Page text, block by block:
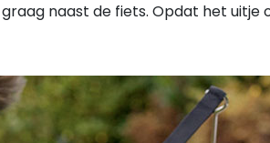
naast de fiets. Opdat het uitje